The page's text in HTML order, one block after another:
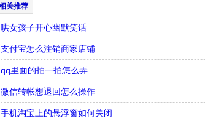
哄女孩子开心幽默笑话
支付宝怎么注销商家店铺
qq里面的拍一拍怎么弄
微信转帐想退回怎么操作
手机淘宝上的悬浮窗如何关闭